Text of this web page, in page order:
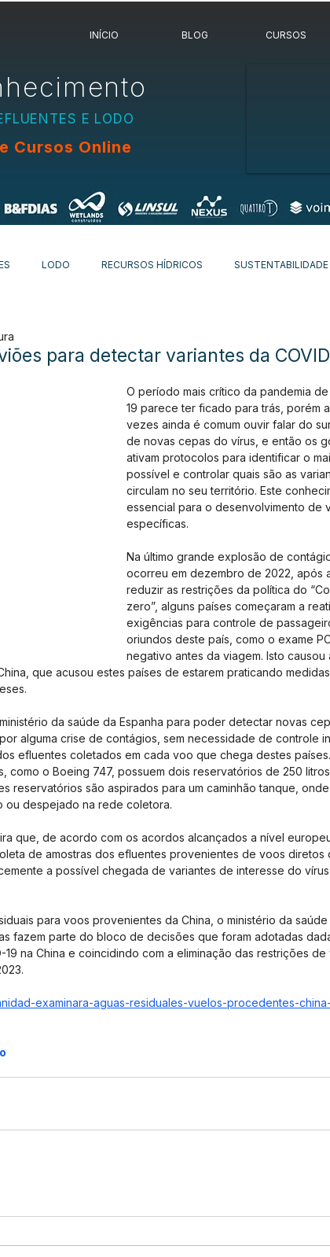
INÍCIO BLOG CURSOS
E LODO
Cursos Online
LODO RECURSOS HÍDRICOS SUSTENTABILIDADE
para detectar variantes da
O período mais crítico da pandemia de
19 parece ter ficado para trás, porém
vezes ainda é comum ouvir falar do
de novas cepas do vírus, e então os
ativam protocolos para identificar o
possível e controlar quais são as
circulam no seu território. Este
essencial para o desenvolvimento de
específicas.
Na último grande explosão de
ocorreu em dezembro de 2022, após
reduzir as restrições da política do
zero”, alguns países começaram a
exigências para controle de
oriundos deste país, como o exame
negativo antes da viagem. Isto causou
que acusou estes países de estarem praticando medidas
da saúde da Espanha para poder detectar novas
alguma crise de contágios, sem necessidade de controle
efluentes coletados em cada voo que chega destes
como o Boeing 747, possuem dois reservatórios de 250
reservatórios são aspirados para um caminhão tanque,
ou despejado na rede coletora.
que, de acordo com os acordos alcançados a nível
de amostras dos efluentes provenientes de voos diretos
a possível chegada de variantes de interesse do vírus
para voos provenientes da China, o ministério da saúde
fazem parte do bloco de decisões que foram adotadas
na China e coincidindo com a eliminação das restrições de
examinara-aguas-residuales-vuelos-procedentes-